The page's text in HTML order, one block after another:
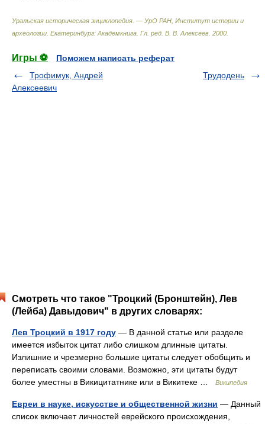
Уральская историческая энциклопедия. — УрО РАН, Институт истории и
археологии. Екатеринбург: Академкнига Гл. ред. В. В. Алексеев 2000
Игры ⚽
Поможем написать реферат
Трофимук, Андрей
Алексеевич
Трудодень
Смотреть что такое "Троцкий (Бронштейн), Лев
(Лейба) Давыдович" в других словарях:
Лев Троцкий в 1917 году — В данной статье или разделе
имеется избыток цитат либо слишком длинные цитаты.
Излишние и чрезмерно большие цитаты следует обобщить и
переписать своими словами. Возможно, эти цитаты будут
более уместны в Викицитатнике или в Викитеке …
Википедия
Евреи в науке, искусстве и общественной жизни — Данный
список включает личностей еврейского происхождения,